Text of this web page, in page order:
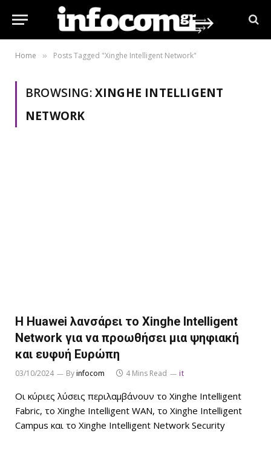
Home » Posts Tagged "Xinghe Intelligent Network"
BROWSING:XINGHE INTELLIGENT
NETWORK
Η Huawei λανσάρει το Xinghe Intelligent
Network για να προωθήσει μια ψηφιακή
και ευφυή Ευρώπη
03/10/2024 Byinfocom 4 Mins Read it
Οι κύριες λύσεις περιλαμβάνουν το Xinghe Intelligent
Fabric, το Xinghe Intelligent WAN, το Xinghe Intelligent
Campus και το Xinghe Intelligent Network Security